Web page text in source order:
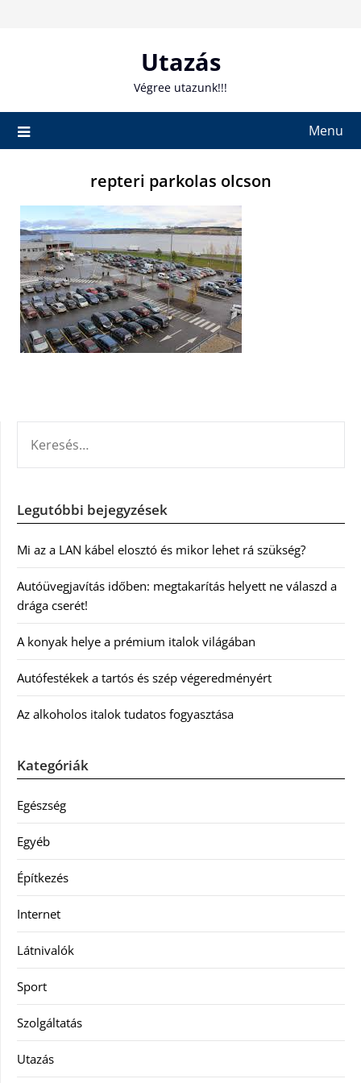
Utazás
Végree utazunk!!!
Menu
repteri parkolas olcson
Legutóbbi bejegyzések
Mi az a LAN kábel elosztó és mikor lehet rá szükség?
Autóüvegjavítás időben: megtakarítás helyett ne válaszd a
drága cserét!
A konyak helye a prémium italok világában
Autófestékek a tartós és szép végeredményért
Az alkoholos italok tudatos fogyasztása
Kategóriák
Egészség
Egyéb
Építkezés
Internet
Látnivalók
Sport
Szolgáltatás
Utazás